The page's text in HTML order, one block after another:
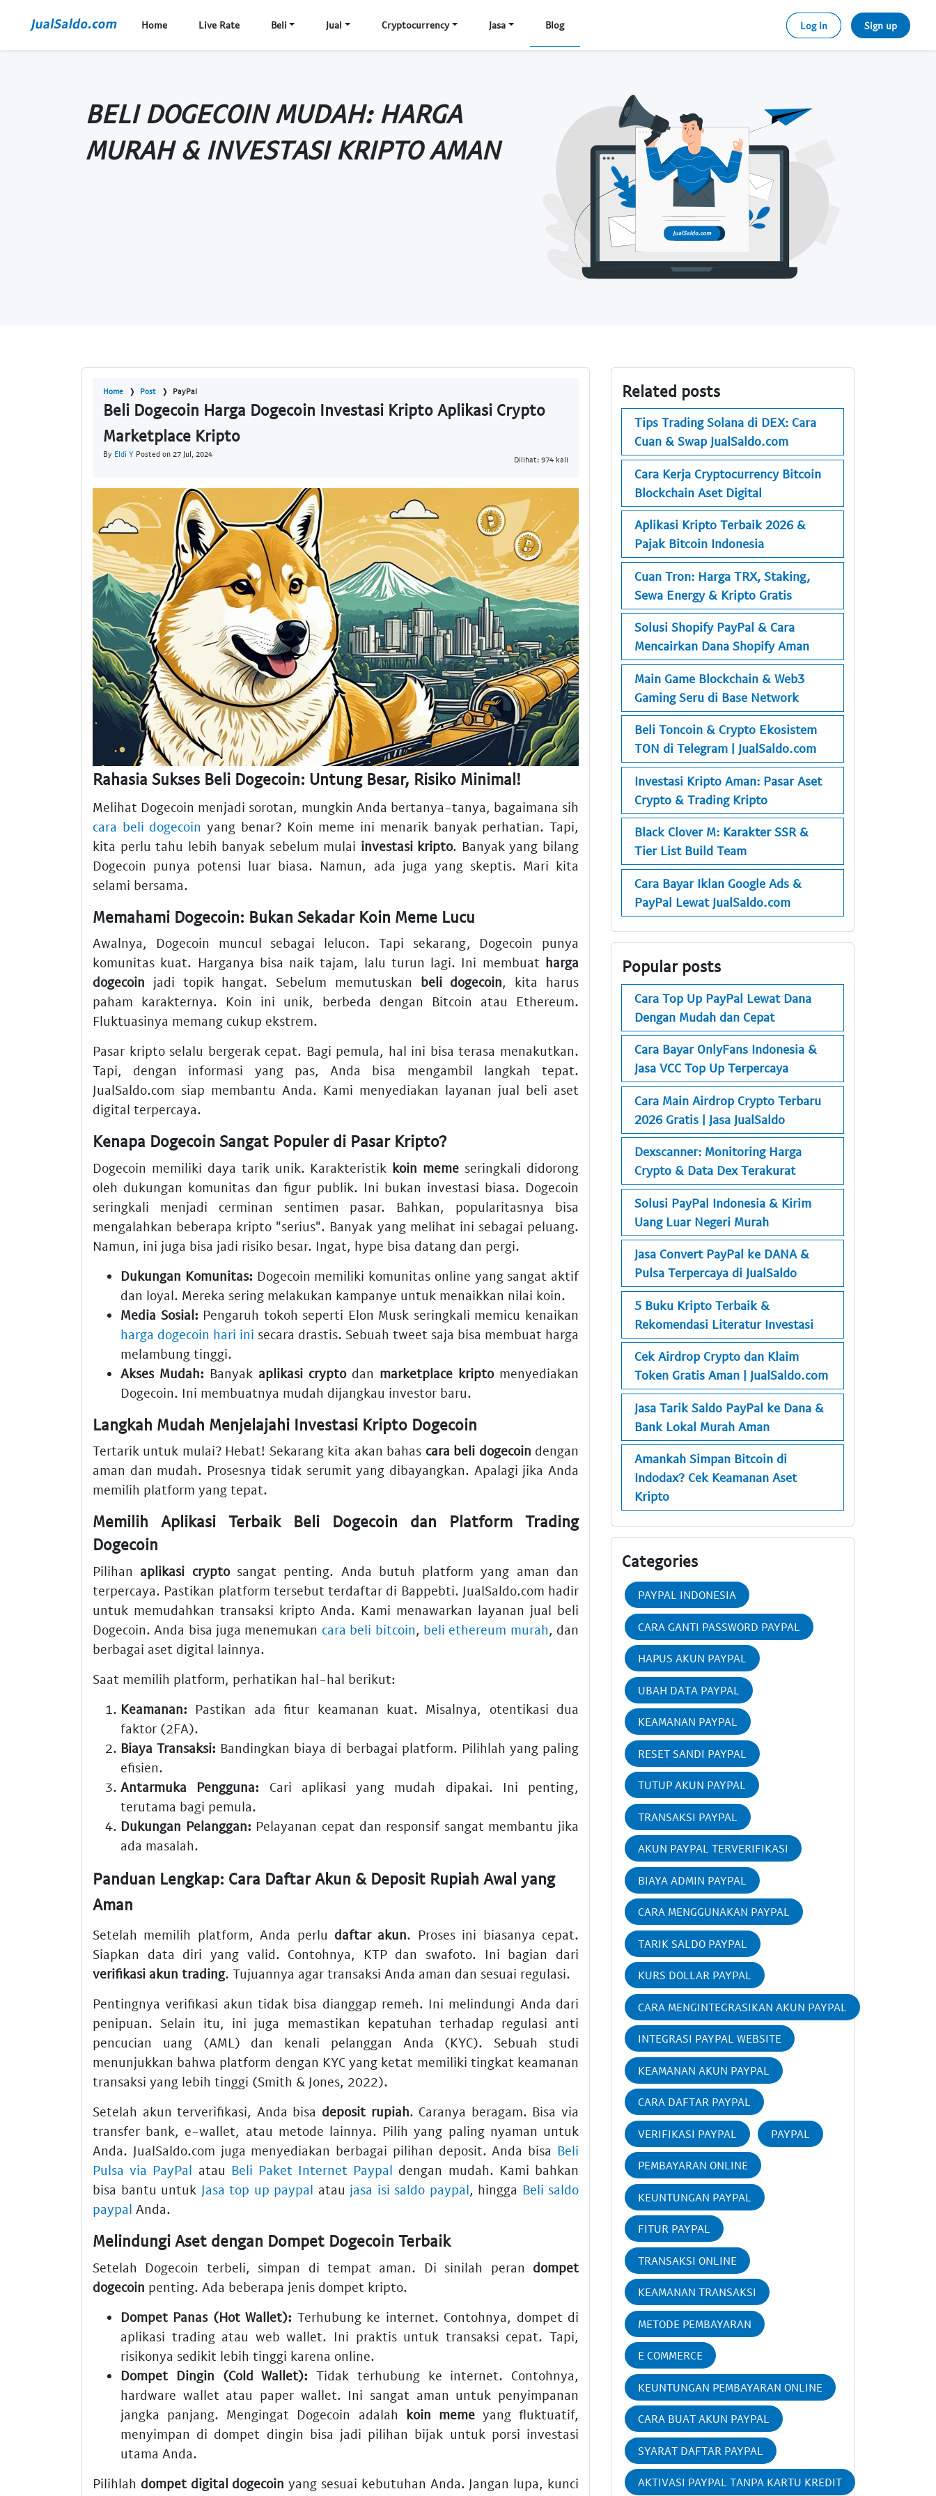
Home Live Rate Beli Jual Cryptocurrency Jasa Blog Log in Sign up
BELI DOGECOIN MUDAH: HARGA
MURAH & INVESTASI KRIPTO AMAN
Home Post PayPal
Beli Dogecoin Harga Dogecoin Investasi Kripto Aplikasi Crypto
Marketplace Kripto
By Eldi Y Posted on 27 Jul, 2024
Dilihat: 974 kali
Rahasia Sukses Beli Dogecoin: Untung Besar, Risiko Minimal!
Melihat Dogecoin menjadi sorotan, mungkin Anda bertanya-tanya, bagaimana sih
cara beli dogecoin yang benar? Koin meme ini menarik banyak perhatian. Tapi,
kita perlu tahu lebih banyak sebelum mulai investasi kripto. Banyak yang bilang
Dogecoin punya potensi luar biasa. Namun, ada juga yang skeptis. Mari kita
selami bersama.
Memahami Dogecoin: Bukan Sekadar Koin Meme Lucu
Awalnya, Dogecoin muncul sebagai lelucon. Tapi sekarang, Dogecoin punya
komunitas kuat. Harganya bisa naik tajam, lalu turun lagi. Ini membuat harga
dogecoin jadi topik hangat. Sebelum memutuskan beli dogecoin, kita harus
paham karakternya. Koin ini unik, berbeda dengan Bitcoin atau Ethereum.
Fluktuasinya memang cukup ekstrem.
Pasar kripto selalu bergerak cepat. Bagi pemula, hal ini bisa terasa menakutkan.
Tapi, dengan informasi yang pas, Anda bisa mengambil langkah tepat.
JualSaldo.com siap membantu Anda. Kami menyediakan layanan jual beli aset
digital terpercaya.
Kenapa Dogecoin Sangat Populer di Pasar Kripto?
Dogecoin memiliki daya tarik unik. Karakteristik koin meme seringkali didorong
oleh dukungan komunitas dan figur publik. Ini bukan investasi biasa. Dogecoin
seringkali menjadi cerminan sentimen pasar. Bahkan, popularitasnya bisa
mengalahkan beberapa kripto "serius". Banyak yang melihat ini sebagai peluang.
Namun, ini juga bisa jadi risiko besar. Ingat, hype bisa datang dan pergi.
Dukungan Komunitas: Dogecoin memiliki komunitas online yang sangat aktif
dan loyal. Mereka sering melakukan kampanye untuk menaikkan nilai koin.
Media Sosial: Pengaruh tokoh seperti Elon Musk seringkali memicu kenaikan
harga dogecoin hari ini secara drastis. Sebuah tweet saja bisa membuat harga
melambung tinggi.
Akses Mudah: Banyak aplikasi cryptodan marketplace kriptomenyediakan
Dogecoin. Ini membuatnya mudah dijangkau investor baru.
Langkah Mudah Menjelajahi Investasi Kripto Dogecoin
Tertarik untuk mulai? Hebat! Sekarang kita akan bahas cara beli dogecoin dengan
aman dan mudah. Prosesnya tidak serumit yang dibayangkan. Apalagi jika Anda
memilih platform yang tepat.
Memilih Aplikasi Terbaik Beli Dogecoin dan Platform Trading
Dogecoin
Pilihan aplikasi cryptosangat penting. Anda butuh platform yang aman dan
terpercaya. Pastikan platform tersebut terdaftar di Bappebti. JualSaldo.com hadir
untuk memudahkan transaksi kripto Anda. Kami menawarkan layanan jual beli
Dogecoin. Anda bisa juga menemukan cara beli bitcoin, beli ethereum murah, dan
berbagai aset digital lainnya.
Saat memilih platform, perhatikan hal-hal berikut:
Keamanan: Pastikan ada fitur keamanan kuat. Misalnya, otentikasi dua
faktor (2FA).
Biaya Transaksi: Bandingkan biaya di berbagai platform. Pilihlah yang paling
efisien.
Antarmuka Pengguna: Cari aplikasi yang mudah dipakai. Ini penting,
terutama bagi pemula.
Dukungan Pelanggan: Pelayanan cepat dan responsif sangat membantu jika
ada masalah.
Panduan Lengkap: Cara Daftar Akun & Deposit Rupiah Awal yang
Aman
Setelah memilih platform, Anda perlu daftar akun. Proses ini biasanya cepat.
Siapkan data diri yang valid. Contohnya, KTP dan swafoto. Ini bagian dari
verifikasi akun trading. Tujuannya agar transaksi Anda aman dan sesuai regulasi.
Pentingnya verifikasi akun tidak bisa dianggap remeh. Ini melindungi Anda dari
penipuan. Selain itu, ini juga memastikan kepatuhan terhadap regulasi anti
pencucian uang (AML) dan kenali pelanggan Anda (KYC). Sebuah studi
menunjukkan bahwa platform dengan KYC yang ketat memiliki tingkat keamanan
transaksi yang lebih tinggi (Smith & Jones, 2022).
Setelah akun terverifikasi, Anda bisa deposit rupiah. Caranya beragam. Bisa via
transfer bank, e-wallet, atau metode lainnya. Pilih yang paling nyaman untuk
Anda. JualSaldo.com juga menyediakan berbagai pilihan deposit. Anda bisa Beli
Pulsa via PayPal atau Beli Paket Internet Paypal dengan mudah. Kami bahkan
bisa bantu untuk Jasa top up paypal atau jasa isi saldo paypal, hingga Beli saldo
paypal Anda.
Melindungi Aset dengan Dompet Dogecoin Terbaik
Setelah Dogecoin terbeli, simpan di tempat aman. Di sinilah peran dompet
dogecoin penting. Ada beberapa jenis dompet kripto.
Dompet Panas (Hot Wallet): Terhubung ke internet. Contohnya, dompet di
aplikasi trading atau web wallet. Ini praktis untuk transaksi cepat. Tapi,
risikonya sedikit lebih tinggi karena online.
Dompet Dingin (Cold Wallet): Tidak terhubung ke internet. Contohnya,
hardware wallet atau paper wallet. Ini sangat aman untuk penyimpanan
jangka panjang. Mengingat Dogecoin adalah koin memeyang fluktuatif,
menyimpan di dompet dingin bisa jadi pilihan bijak untuk porsi investasi
utama Anda.
Pilihlah dompet digital dogecoin yang sesuai kebutuhan Anda. Jangan lupa, kunci
Related posts
Tips Trading Solana di DEX: Cara
Cuan & Swap JualSaldo.com
Cara Kerja Cryptocurrency Bitcoin
Blockchain Aset Digital
Aplikasi Kripto Terbaik 2026 &
Pajak Bitcoin Indonesia
Cuan Tron: Harga TRX, Staking,
Sewa Energy & Kripto Gratis
Solusi Shopify PayPal & Cara
Mencairkan Dana Shopify Aman
Main Game Blockchain & Web3
Gaming Seru di Base Network
Beli Toncoin & Crypto Ekosistem
TON di Telegram | JualSaldo.com
Investasi Kripto Aman: Pasar Aset
Crypto & Trading Kripto
Black Clover M: Karakter SSR &
Tier List Build Team
Cara Bayar Iklan Google Ads &
PayPal Lewat JualSaldo.com
Popular posts
Cara Top Up PayPal Lewat Dana
Dengan Mudah dan Cepat
Cara Bayar OnlyFans Indonesia &
Jasa VCC Top Up Terpercaya
Cara Main Airdrop Crypto Terbaru
2026 Gratis | Jasa JualSaldo
Dexscanner: Monitoring Harga
Crypto & Data Dex Terakurat
Solusi PayPal Indonesia & Kirim
Uang Luar Negeri Murah
Jasa Convert PayPal ke DANA &
Pulsa Terpercaya di JualSaldo
5 Buku Kripto Terbaik &
Rekomendasi Literatur Investasi
Cek Airdrop Crypto dan Klaim
Token Gratis Aman | JualSaldo.com
Jasa Tarik Saldo PayPal ke Dana &
Bank Lokal Murah Aman
Amankah Simpan Bitcoin di
Indodax? Cek Keamanan Aset
Kripto
Categories
PAYPAL INDONESIA
CARA GANTI PASSWORD PAYPAL
HAPUS AKUN PAYPAL
UBAH DATA PAYPAL
KEAMANAN PAYPAL
RESET SANDI PAYPAL
TUTUP AKUN PAYPAL
TRANSAKSI PAYPAL
AKUN PAYPAL TERVERIFIKASI
BIAYA ADMIN PAYPAL
CARA MENGGUNAKAN PAYPAL
TARIK SALDO PAYPAL
KURS DOLLAR PAYPAL
CARA MENGINTEGRASIKAN AKUN PAYPAL
INTEGRASI PAYPAL WEBSITE
KEAMANAN AKUN PAYPAL
CARA DAFTAR PAYPAL
VERIFIKASI PAYPAL PAYPAL
PEMBAYARAN ONLINE
KEUNTUNGAN PAYPAL
FITUR PAYPAL
TRANSAKSI ONLINE
KEAMANAN TRANSAKSI
METODE PEMBAYARAN
E COMMERCE
KEUNTUNGAN PEMBAYARAN ONLINE
CARA BUAT AKUN PAYPAL
SYARAT DAFTAR PAYPAL
AKTIVASI PAYPAL TANPA KARTU KREDIT